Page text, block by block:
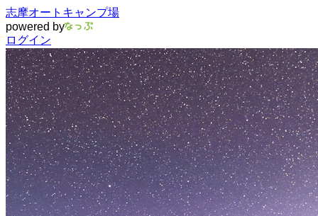
志摩オートキャンプ場
powered by
ログイン